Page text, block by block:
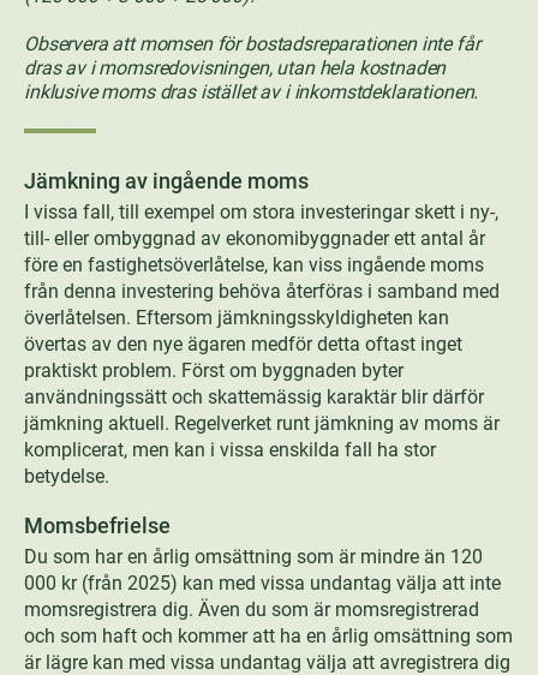
Observera att momsen för bostadsreparationen inte får
dras av i momsredovisningen, utan hela kostnaden
inklusive moms dras istället av i inkomstdeklarationen.
Jämkning av ingående moms
I vissa fall, till exempel om stora investeringar skett i ny-,
till- eller ombyggnad av ekonomibyggnader ett antal år
före en fastighetsöverlåtelse, kan viss ingående moms
från denna investering behöva återföras i samband med
överlåtelsen. Eftersom jämkningsskyldigheten kan
övertas av den nye ägaren medför detta oftast inget
praktiskt problem. Först om byggnaden byter
användningssätt och skattemässig karaktär blir därför
jämkning aktuell. Regelverket runt jämkning av moms är
komplicerat, men kan i vissa enskilda fall ha stor
betydelse.
Momsbefrielse
Du som har en årlig omsättning som är mindre än 120
000 kr (från 2025) kan med vissa undantag välja att inte
momsregistrera dig. Även du som är momsregistrerad
och som haft och kommer att ha en årlig omsättning som
är lägre kan med vissa undantag välja att avregistrera dig